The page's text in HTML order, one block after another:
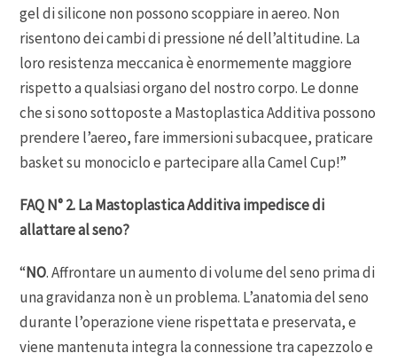
gel di silicone non possono scoppiare in aereo. Non
risentono dei cambi di pressione né dell’altitudine. La
loro resistenza meccanica è enormemente maggiore
rispetto a qualsiasi organo del nostro corpo. Le donne
che si sono sottoposte a Mastoplastica Additiva possono
prendere l’aereo, fare immersioni subacquee, praticare
basket su monociclo e partecipare alla Camel Cup!”
FAQ N° 2. La Mastoplastica Additiva impedisce di
allattare al seno?
“NO. Affrontare un aumento di volume del seno prima di
una gravidanza non è un problema. L’anatomia del seno
durante l’operazione viene rispettata e preservata, e
viene mantenuta integra la connessione tra capezzolo e